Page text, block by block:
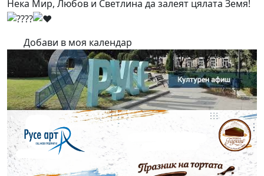
Нека Мир, Любов и Светлина да залеят цялата Земя!
Добави в моя календар